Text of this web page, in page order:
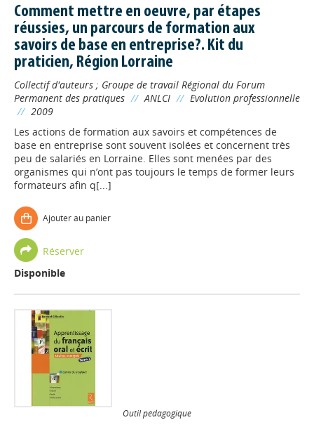
Comment mettre en oeuvre, par étapes
réussies, un parcours de formation aux
savoirs de base en entreprise?. Kit du
praticien, Région Lorraine
Collectif d'auteurs ; Groupe de travail Régional du Forum
Permanent des pratiques // ANLCI // Evolution professionnelle
// 2009
Les actions de formation aux savoirs et compétences de
base en entreprise sont souvent isolées et concernent très
peu de salariés en Lorraine. Elles sont menées par des
organismes qui n’ont pas toujours le temps de former leurs
formateurs afin q[...]
Ajouter au panier
Réserver
Disponible
Outil pédagogique